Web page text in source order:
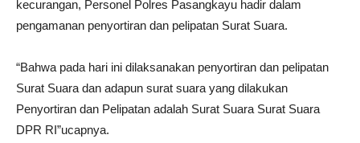
kecurangan, Personel Polres Pasangkayu hadir dalam
pengamanan penyortiran dan pelipatan Surat Suara.
“Bahwa pada hari ini dilaksanakan penyortiran dan pelipatan
Surat Suara dan adapun surat suara yang dilakukan
Penyortiran dan Pelipatan adalah Surat Suara Surat Suara
DPR RI”ucapnya.